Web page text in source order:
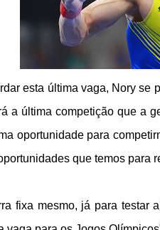
esta última vaga, Nory se
a última competição que a
oportunidade para
que temos para
fixa mesmo, já para testar